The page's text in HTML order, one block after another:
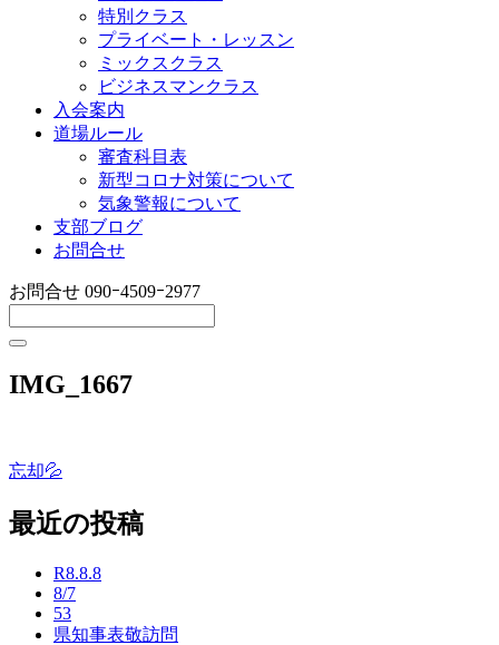
特別クラス
プライベート・レッスン
ミックスクラス
ビジネスマンクラス
入会案内
道場ルール
審査科目表
新型コロナ対策について
気象警報について
支部ブログ
お問合せ
お問合せ 090ｰ4509ｰ2977
IMG_1667
投
稿
忘却💦
最近の投稿
R8.8.8
8/7
53
県知事表敬訪問